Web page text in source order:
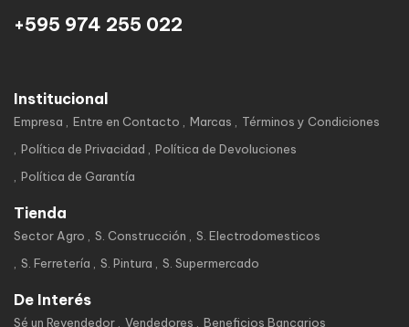
+595 974 255 022
Institucional
Empresa Entre en Contacto Marcas
Términos y Condiciones
Política de Privacidad
Política de Devoluciones
Política de Garantía
Tienda
Sector Agro S. Construcción
S. Electrodomesticos
S. Ferretería
S. Pintura S. Supermercado
De Interés
Sé un Revendedor Vendedores Beneficios Bancarios